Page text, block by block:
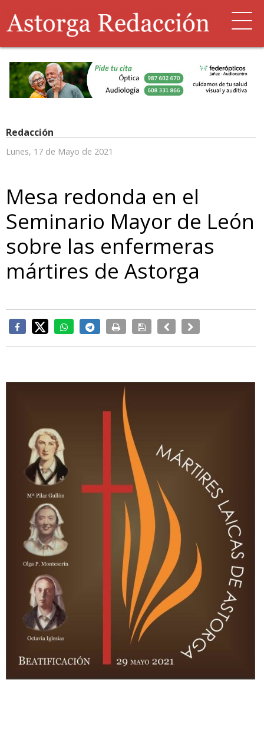
Redacción
Lunes, 17 de Mayo de 2021
Mesa redonda en el
Seminario Mayor de León
sobre las enfermeras
mártires de Astorga